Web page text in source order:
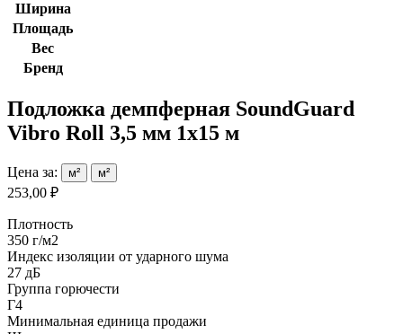
Ширина
Площадь
Вес
Бренд
Подложка демпферная SoundGuard
Vibro Roll 3,5 мм 1х15 м
Цена за: м² м²
253,00 ₽
Плотность
350 г/м2
Индекс изоляции от ударного шума
27 дБ
Группа горючести
Г4
Минимальная единица продажи